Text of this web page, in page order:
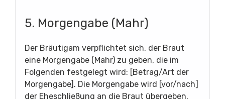
5. Morgengabe (Mahr)
Der Bräutigam verpflichtet sich, der Braut
eine Morgengabe (Mahr) zu geben, die im
Folgenden festgelegt wird: [Betrag/Art der
Morgengabe]. Die Morgengabe wird [vor/nach]
der Eheschließung an die Braut übergeben.